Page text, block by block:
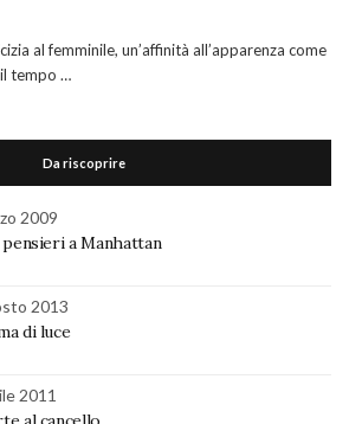
al femminile, un’affinità all’apparenza come
tempo …
Da riscoprire
2009
a Manhattan
2013
di luce
2011